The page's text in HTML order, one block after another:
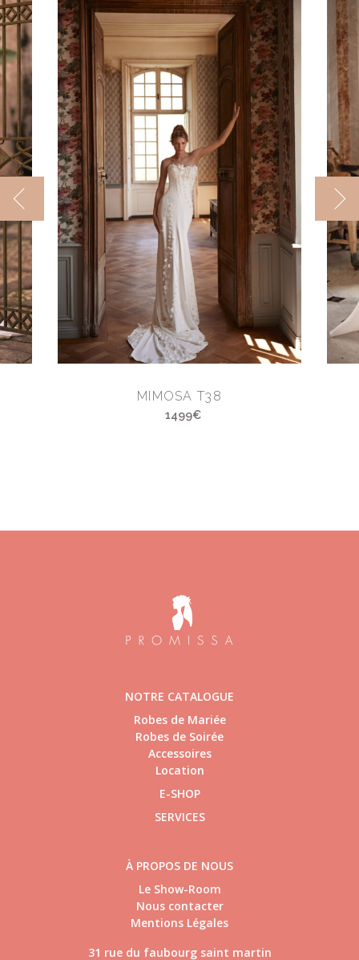
MIMOSA T38
1499€
NOTRE CATALOGUE
Robes de Mariée
Robes de Soirée
Accessoires
Location
E-SHOP
SERVICES
À PROPOS DE NOUS
Le Show-Room
Nous contacter
Mentions Légales
31 rue du faubourg saint martin